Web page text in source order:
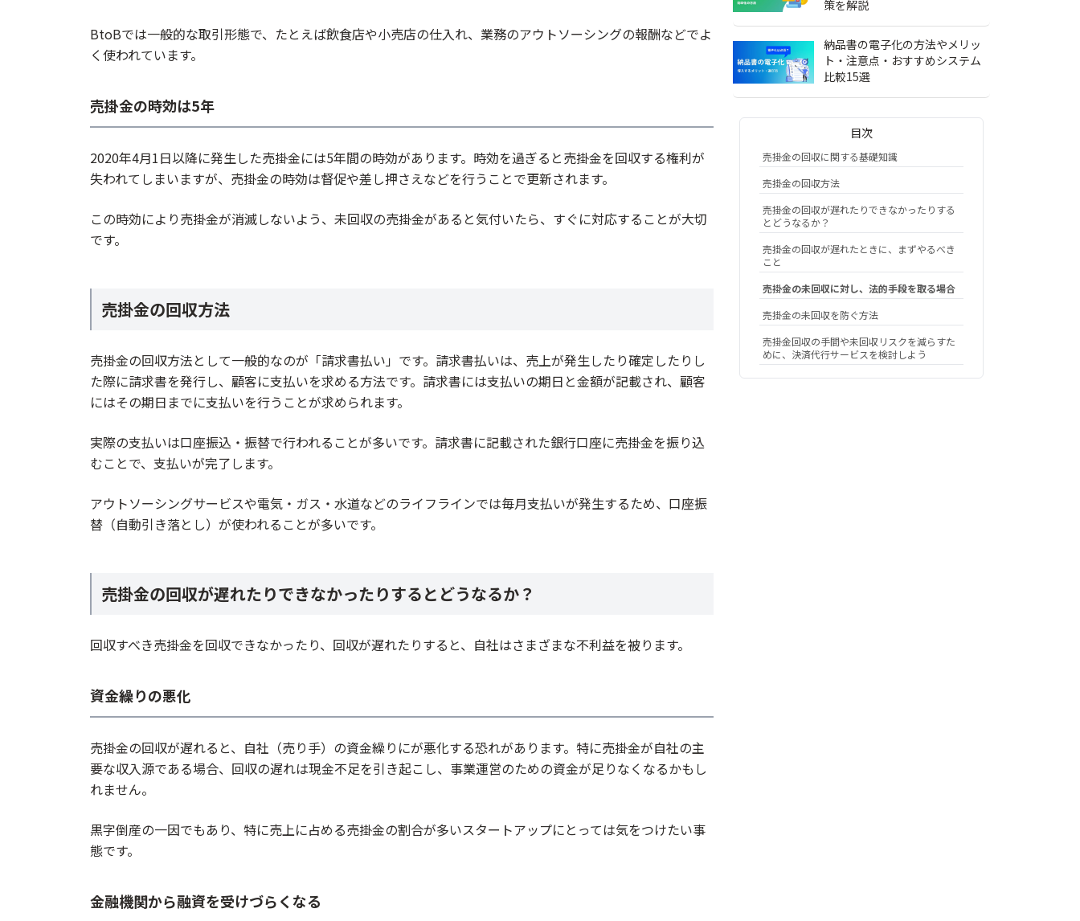
売掛金回収の手間や未回収リスクを減らすために、決済代行サービスを検討しよう
BtoBでは一般的な取引形態で、たとえば飲食店や小売店の仕入れ、業務のアウトソーシングの報酬などでよ
く使われています。
売掛金の時効は5年
2020年4月1日以降に発生した売掛金には5年間の時効があります。時効を過ぎると売掛金を回収する権利が
失われてしまいますが、売掛金の時効は督促や差し押さえなどを行うことで更新されます。
この時効により売掛金が消滅しないよう、未回収の売掛金があると気付いたら、すぐに対応することが大切
です。
売掛金の回収方法
売掛金の回収方法として一般的なのが「請求書払い」です。請求書払いは、売上が発生したり確定したりし
た際に請求書を発行し、顧客に支払いを求める方法です。請求書には支払いの期日と金額が記載され、顧客
にはその期日までに支払いを行うことが求められます。
実際の支払いは口座振込・振替で行われることが多いです。請求書に記載された銀行口座に売掛金を振り込
むことで、支払いが完了します。
アウトソーシングサービスや電気・ガス・水道などのライフラインでは毎月支払いが発生するため、口座振
替（自動引き落とし）が使われることが多いです。
売掛金の回収が遅れたりできなかったりするとどうなるか？
回収すべき売掛金を回収できなかったり、回収が遅れたりすると、自社はさまざまな不利益を被ります。
資金繰りの悪化
売掛金の回収が遅れると、自社（売り手）の資金繰りにが悪化する恐れがあります。特に売掛金が自社の主
要な収入源である場合、回収の遅れは現金不足を引き起こし、事業運営のための資金が足りなくなるかもし
れません。
黒字倒産の一因でもあり、特に売上に占める売掛金の割合が多いスタートアップにとっては気をつけたい事
態です。
金融機関から融資を受けづらくなる
策を解説
納品書の電子化の方法やメリッ
ト・注意点・おすすめシステム
比較15選
目次
売掛金の回収に関する基礎知識
売掛金の回収方法
売掛金の回収が遅れたりできなかったりする
とどうなるか？
売掛金の回収が遅れたときに、まずやるべき
こと
売掛金の未回収に対し、法的手段を取る場合
売掛金の未回収を防ぐ方法
売掛金回収の手間や未回収リスクを減らすた
めに、決済代行サービスを検討しよう